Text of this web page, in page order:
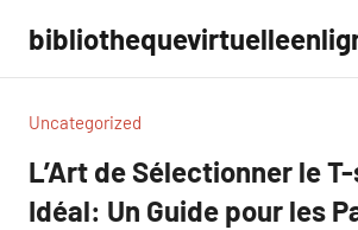
contenu
Uncategorized
L’Art de Sélectionner le
Idéal: Un Guide pour les